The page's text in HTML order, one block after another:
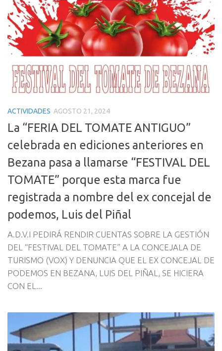
ACTIVIDADES AGOSTO 21, 2024
La “FERIA DEL TOMATE ANTIGUO”
celebrada en ediciones anteriores en
Bezana pasa a llamarse “FESTIVAL DEL
TOMATE” porque esta marca fue
registrada a nombre del ex concejal de
podemos, Luis del Piñal
A.D.V.I PEDIRÁ RENDIR CUENTAS SOBRE LA GESTIÓN
DEL “FESTIVAL DEL TOMATE” A LA CONCEJALA DE
TURISMO (VOX) Y DENUNCIA QUE EL EX CONCEJAL DE
PODEMOS EN BEZANA, LUIS DEL PIÑAL, SE HICIERA
CON EL...